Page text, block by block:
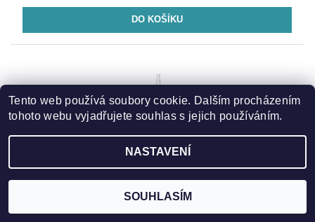
Tento web používá soubory cookie. Dalším procházením
tohoto webu vyjadřujete souhlas s jejich používáním.
NASTAVENÍ
SOUHLASÍM